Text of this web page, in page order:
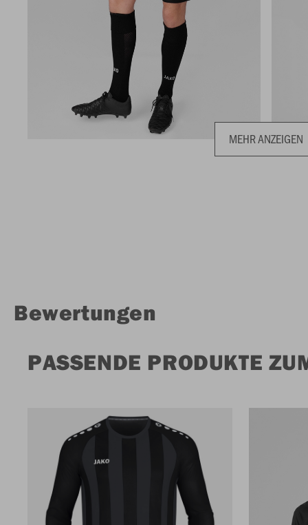
MEHR ANZEIGEN
Bewertungen
PASSENDE PRODUKTE